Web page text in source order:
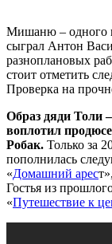
Мишаню – одного
сыграл Антон
разноплановых
стоит отметить
Проверка на
Образ дяди Толи
воплотил
Робак. Только за
пополнилась
«Домашний арес
Гостья из
«Путешествие к